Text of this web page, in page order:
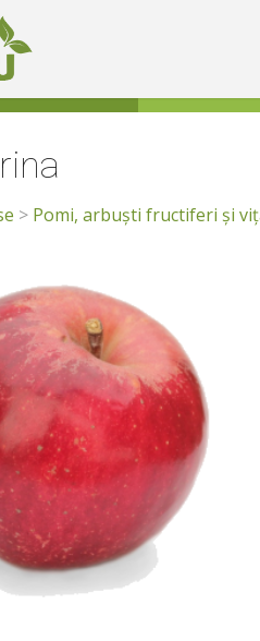
> Pomi, arbuști fructiferi și